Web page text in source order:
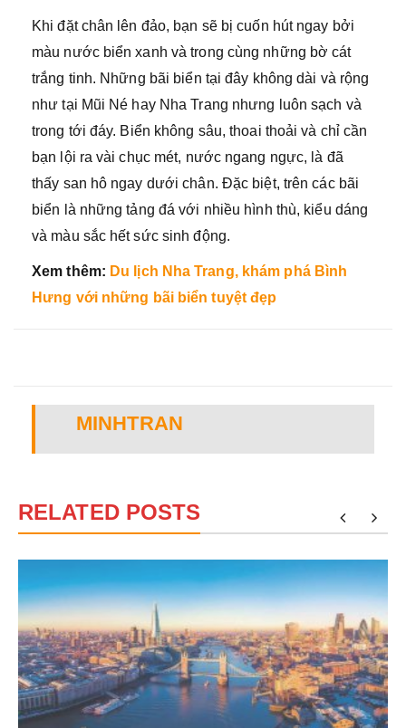
Khi đặt chân lên đảo, bạn sẽ bị cuốn hút ngay bởi
màu nước biển xanh và trong cùng những bờ cát
trắng tinh. Những bãi biển tại đây không dài và rộng
như tại Mũi Né hay Nha Trang nhưng luôn sạch và
trong tới đáy. Biển không sâu, thoai thoải và chỉ cần
bạn lội ra vài chục mét, nước ngang ngực, là đã
thấy san hô ngay dưới chân. Đặc biệt, trên các bãi
biển là những tảng đá với nhiều hình thù, kiểu dáng
và màu sắc hết sức sinh động.
Xem thêm: Du lịch Nha Trang, khám phá Bình
Hưng với những bãi biển tuyệt đẹp
MINHTRAN
RELATED POSTS